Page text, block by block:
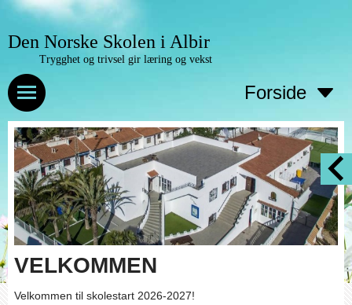
Den Norske Skolen i Albir
Trygghet og trivsel gir læring og vekst
Forside
VELKOMMEN
Velkommen til skolestart 2026-2027!